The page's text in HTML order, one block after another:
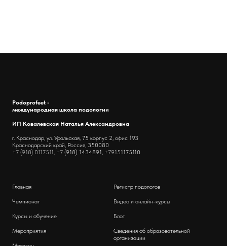
Podoprofeet -
международная школа подологии
ИП Ковалевская Наталья Александровна
г. Краснодар, ул. Уральская, 75 корпус 2, офис 193
Краснодарский край, Россия, 350080
+7 (918) 0117511, +7 (918) 1434891, +79151175110
Главная
Чемпионат
Курсы и обучение
Мероприятия
Регистр подологов
Видео и онлайн-курсы
Блог
Сведения об образовательной
организации